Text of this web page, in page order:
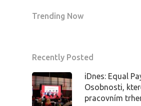
Trending Now
Recently Posted
iDnes: Equal
Osobnosti,
pracovním